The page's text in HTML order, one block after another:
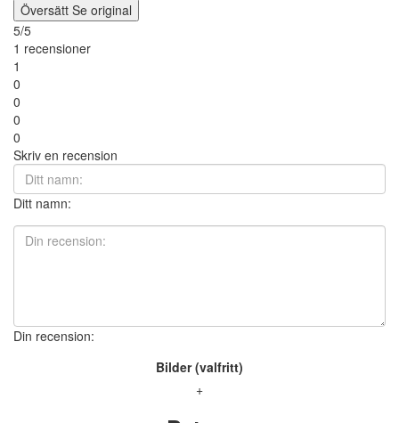
Översätt Se original
5/5
1 recensioner
1
0
0
0
0
Skriv en recension
Ditt namn:
Din recension:
Bilder (valfritt)
+